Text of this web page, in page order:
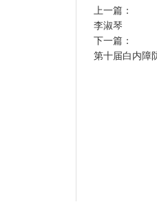
上一篇：
李淑琴
下一篇：
第十届白内障